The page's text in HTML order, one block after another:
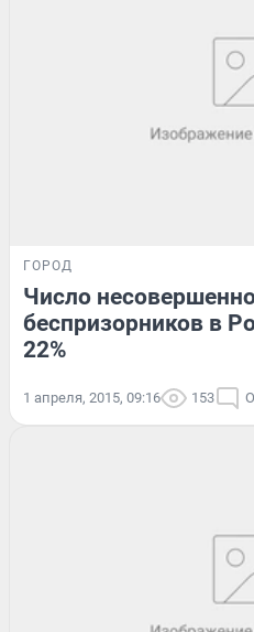
ГОРОД
Число
беспризорников в
22%
1 апреля, 2015, 09:16 153